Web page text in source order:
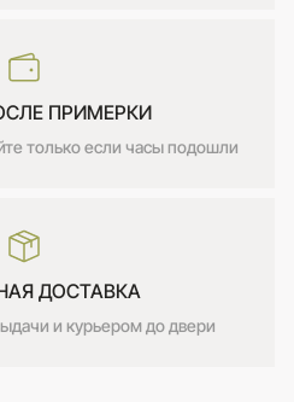
ПРИМЕРКИ
только если часы подошли
ДОСТАВКА
и курьером до двери